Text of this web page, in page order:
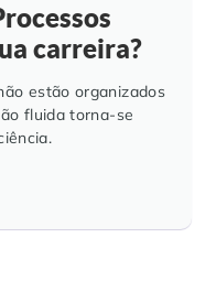
carreira?
estão organizados
fluida torna-se